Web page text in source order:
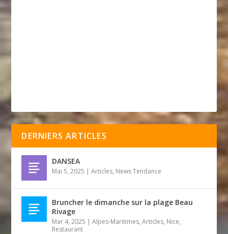
DERNIERS ARTICLES
DANSEA
Mai 5, 2025 |Articles, News Tendance
Bruncher le dimanche sur la plage Beau
Rivage
Mar 4, 2025 |Alpes-Maritimes,Articles, Nice,
Restaurant